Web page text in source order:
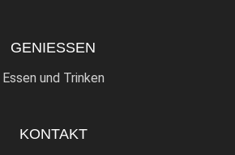
GENIESSEN
Essen und Trinken
KONTAKT